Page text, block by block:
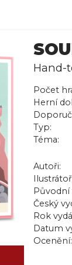
Hand-
Počet
Herní
Typ:
Téma:
Autoři:
Původní
Český
Rok
Datum
Ocenění: